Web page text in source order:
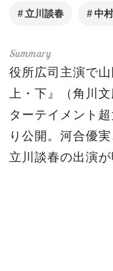
立川談春 中
役所広司主演で
上・下』（角川
ターテイメント
り公開。河合優
立川談春の出演が